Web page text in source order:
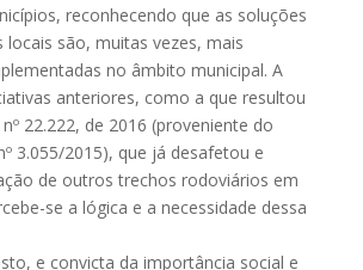
reconhecendo que as soluções
locais são, muitas vezes, mais
no âmbito municipal. A
anteriores, como a que resultou
22.222, de 2016 (proveniente do
3.055/2015), que já desafetou e
de outros trechos rodoviários em
se a lógica e a necessidade dessa
e convicta da importância social e